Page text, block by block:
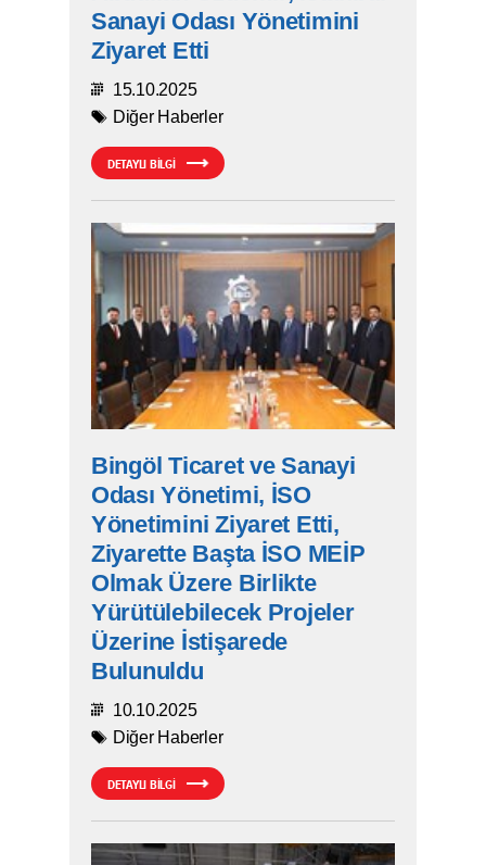
Sanayi Odası Yönetimini
Ziyaret Etti
15.10.2025
Diğer Haberler
DETAYLI BİLGİ
Bingöl Ticaret ve Sanayi
Odası Yönetimi, İSO
Yönetimini Ziyaret Etti,
Ziyarette Başta İSO MEİP
Olmak Üzere Birlikte
Yürütülebilecek Projeler
Üzerine İstişarede
Bulunuldu
10.10.2025
Diğer Haberler
DETAYLI BİLGİ